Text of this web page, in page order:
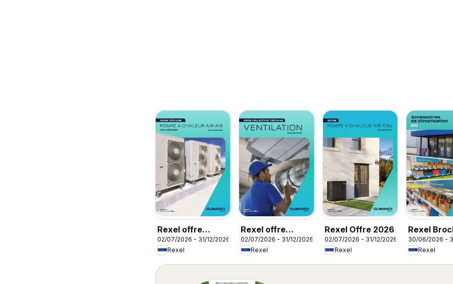
Rexel offre
tertiaire
02/07/2026 - 31/12/2026
Rexel
Rexel offre
ventilation
02/07/2026 - 31/12/2026
Rexel
Rexel Offre 2026
02/07/2026 - 31/12/2026
Rexel
Rexel
30/06/2026 -
Rexel